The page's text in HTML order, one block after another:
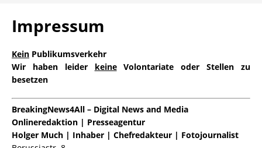
Impressum
Kein Publikumsverkehr
Wir haben leider keineVolontariate oder Stellen zu
besetzen
BreakingNews4All – Digital News and Media
Onlineredaktion | Presseagentur
Holger Much | Inhaber | Chefredakteur | Fotojournalist